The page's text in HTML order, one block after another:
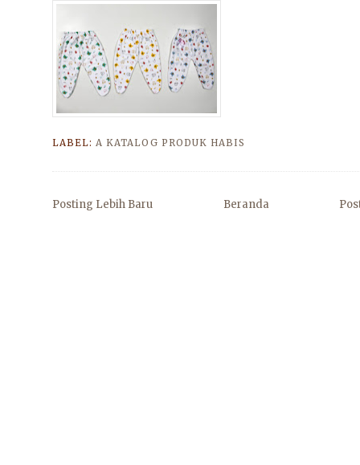
LABEL:A KATALOG PRODUK HABIS
Posting Lebih Baru Beranda